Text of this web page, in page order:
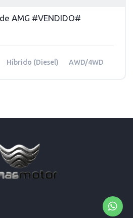
AMG #VENDIDO#
Híbrido (Diesel) AWD/4WD